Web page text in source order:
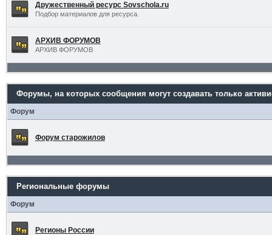
Дружественный ресурс Sovschola.ru
Подбор материалов для ресурса.
АРХИВ ФОРУМОВ
АРХИВ ФОРУМОВ
Форумы, на которых сообщения могут создавать только
Форум
Форум старожилов
Региональные форумы
Форум
Регионы России